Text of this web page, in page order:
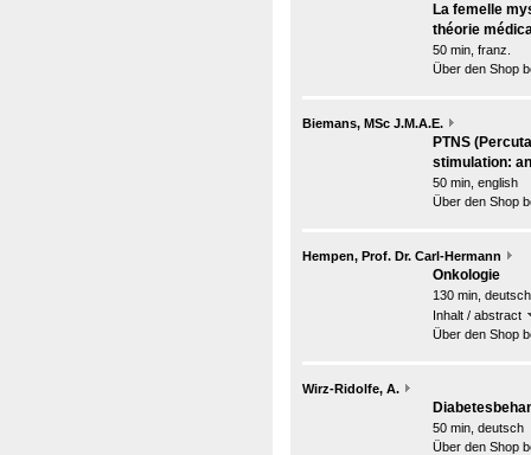
La femelle
théorie
50 min, franz.
Über den Shop
Biemans, MSc J.M.A.E.
PTNS
stimulation:
50 min, english
Über den Shop
Hempen, Prof. Dr. Carl-Hermann
Onkologie
130 min, deutsch
Inhalt / abstract
Über den Shop
Wirz-Ridolfe, A.
50 min, deutsch
Über den Shop